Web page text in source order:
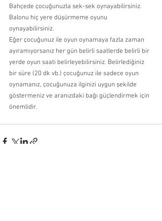
Bahçede çocuğunuzla sek-sek oynayabilirsiniz.
Balonu hiç yere düşürmeme oyunu
oynayabilirsiniz.
Eğer çocuğunuz ile oyun oynamaya fazla zaman
ayıramıyorsanız her gün belirli saatlerde belirli bir
yerde oyun saati belirleyebilirsiniz. Belirlediğiniz
bir süre (20 dk vb.) çocuğunuz ile sadece oyun
oynamanız, çocuğunuza ilginizi uygun şekilde
göstermeniz ve aranızdaki bağı güçlendirmek için
önemlidir.